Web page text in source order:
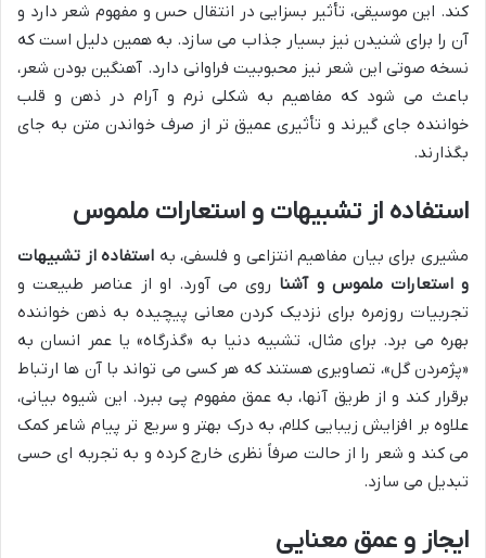
کند. این موسیقی، تأثیر بسزایی در انتقال حس و مفهوم شعر دارد و
آن را برای شنیدن نیز بسیار جذاب می سازد. به همین دلیل است که
نسخه صوتی این شعر نیز محبوبیت فراوانی دارد. آهنگین بودن شعر،
باعث می شود که مفاهیم به شکلی نرم و آرام در ذهن و قلب
خواننده جای گیرند و تأثیری عمیق تر از صرف خواندن متن به جای
بگذارند.
استفاده از تشبیهات و استعارات ملموس
مشیری برای بیان مفاهیم انتزاعی و فلسفی، به استفاده از تشبیهات
و استعارات ملموس و آشنا روی می آورد. او از عناصر طبیعت و
تجربیات روزمره برای نزدیک کردن معانی پیچیده به ذهن خواننده
بهره می برد. برای مثال، تشبیه دنیا به «گذرگاه» یا عمر انسان به
«پژمردن گل»، تصاویری هستند که هر کسی می تواند با آن ها ارتباط
برقرار کند و از طریق آنها، به عمق مفهوم پی ببرد. این شیوه بیانی،
علاوه بر افزایش زیبایی کلام، به درک بهتر و سریع تر پیام شاعر کمک
می کند و شعر را از حالت صرفاً نظری خارج کرده و به تجربه ای حسی
تبدیل می سازد.
ایجاز و عمق معنایی